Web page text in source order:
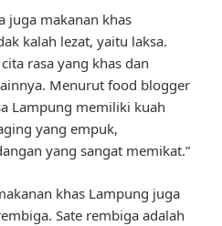
juga makanan khas
kalah lezat, yaitu laksa.
rasa yang khas dan
Menurut food blogger
Lampung memiliki kuah
yang empuk,
yang sangat memikat.”
khas Lampung juga
Sate rembiga adalah